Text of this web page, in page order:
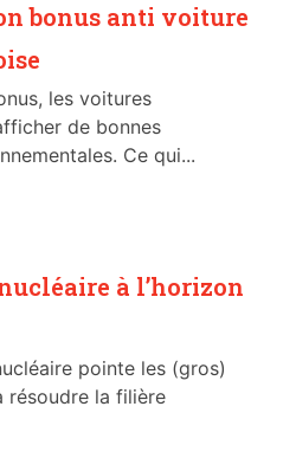
bonus anti voiture
les voitures
de bonnes
Ce qui...
à l’horizon
pointe les (gros)
résoudre la filière